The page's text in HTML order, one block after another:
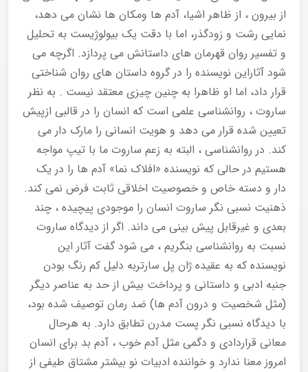
از بیرون ، از ظاهر اشیا، آدم ها ومکان ها نشان می دهد،
نمایی رشت و زودگذر، اما با دقت یک بیولوژیست به تحلیل
و تفسیر روان قهرمان های داستانش می پردازد. اگرچه می
شود آثاراین نویسنده را در گروه داستان های روان شناختی
قرار داد، اما او ظاهرا به چنین چیزی معتقد نیست . به نظر
ساروت ، روانشناسی علمی است که انسان را در قالبی ازپیش
تعیین شده قرار می دهد و هویت انسانی را مارک دار می
کند. در روانشناسی ، البته به زعم ساروت ما با تیپ مواجه
هستیم در حالی که نویسنده «افلاک نما» آدم ها را در یک
دار و دسته خاص و خصوصیت اخلاقی ثابت فرض نمی کند.
ذهنیت نسبی نگر ساروت انسان را موجودی پیچیده ، چند
بعدی و غیرقابل پیش بینی می داند. اگر از دیدگاه ساروت
نسبت به روانشناسی بنگریم ، می شود گفت آثار این
نویسنده که به عقیده ژان پل سارتربه دلیل کم رنگ بودن
جنبه ادبی و داستانی و پرداخت بیش از حد به عناصر دیگر
(مثل شخصیت و درون آدم ها) ضد رمان توصیف شده بود،
با دیدگاه نسبی نگر پست مدرن تطابق دارد. به هرحال
معانی قراردادی و دگمی مثل آدم خوب ، آدم بد برای انسان
امروز معنا ندارد و خواننده ادبیات نو بیشتر مشتاق طیفی از